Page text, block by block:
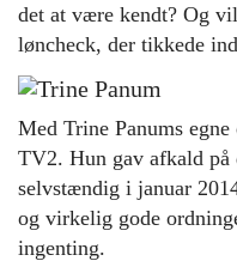
det at være kendt? Og
løncheck, der tikkede
Med Trine Panums egne
TV2. Hun gav afkald på
selvstændig i januar
og virkelig gode
ingenting.